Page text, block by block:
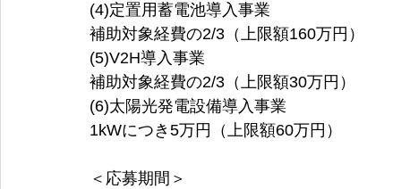
(4)定置用蓄電池導入事業
補助対象経費の2/3（上限額160万円）
(5)V2H導入事業
補助対象経費の2/3（上限額30万円）
(6)太陽光発電設備導入事業
1kWにつき5万円（上限額60万円）
＜応募期間＞